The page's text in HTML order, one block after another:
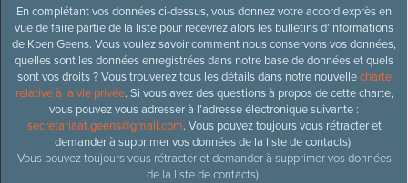
En complétant vos données ci-dessus, vous donnez votre accord exprès en
vue de faire partie de la liste pour recevrez alors les bulletins d’informations
de Koen Geens. Vous voulez savoir comment nous conservons vos données,
quelles sont les données enregistrées dans notre base de données et quels
sont vos droits ? Vous trouverez tous les détails dans notre nouvellecharte
relative à la vie privée. Si vous avez des questions à propos de cette charte,
vous pouvez vous adresser à l’adresse électronique suivante :
secretariaat.geens@gmail.com. Vous pouvez toujours vous rétracter et
demander à supprimer vos données de la liste de contacts).
Vous pouvez toujours vous rétracter et demander à supprimer vos données
de la liste de contacts).